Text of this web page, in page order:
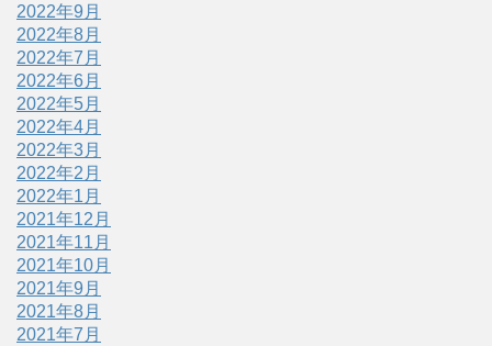
2022年9月
2022年8月
2022年7月
2022年6月
2022年5月
2022年4月
2022年3月
2022年2月
2022年1月
2021年12月
2021年11月
2021年10月
2021年9月
2021年8月
2021年7月